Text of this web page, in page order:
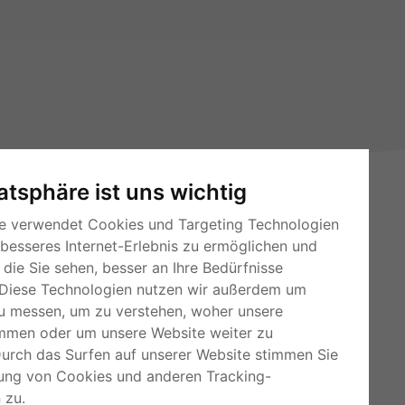
ist uns wichtig
verwendet Cookies und Targeting Technologien
Internet-Erlebnis zu ermöglichen und
Sie sehen, besser an Ihre Bedürfnisse
Technologien nutzen wir außerdem um
messen, um zu verstehen, woher unsere
oder um unsere Website weiter zu
das Surfen auf unserer Website stimmen Sie
von Cookies und anderen Tracking-
zu.
RSS-Feeds
Für Webmaster
Kleinanzeigen-Österreich